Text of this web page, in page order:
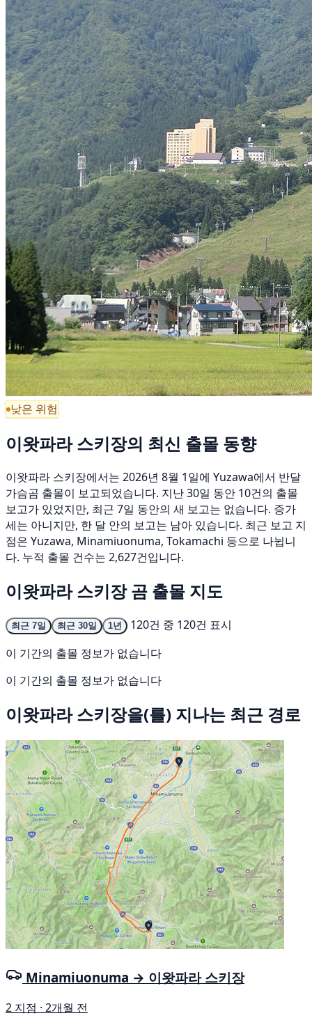
낮은 위험
이왓파라 스키장의 최신 출몰 동향
이왓파라 스키장에서는 2026년 8월 1일에 Yuzawa에서 반달
가슴곰 출몰이 보고되었습니다. 지난 30일 동안 10건의 출몰
보고가 있었지만, 최근 7일 동안의 새 보고는 없습니다. 증가
세는 아니지만, 한 달 안의 보고는 남아 있습니다. 최근 보고 지
점은 Yuzawa, Minamiuonuma, Tokamachi 등으로 나뉩니
다. 누적 출몰 건수는 2,627건입니다.
이왓파라 스키장 곰 출몰 지도
최근 7일 최근 30일 1년
120건 중 120건 표시
이 기간의 출몰 정보가 없습니다
이 기간의 출몰 정보가 없습니다
이왓파라 스키장을(를) 지나는 최근 경로
Minamiuonuma → 이왓파라 스키장
2 지점 · 2개월 전